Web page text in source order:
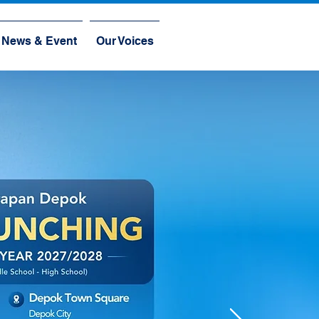
News & Event Our Voices